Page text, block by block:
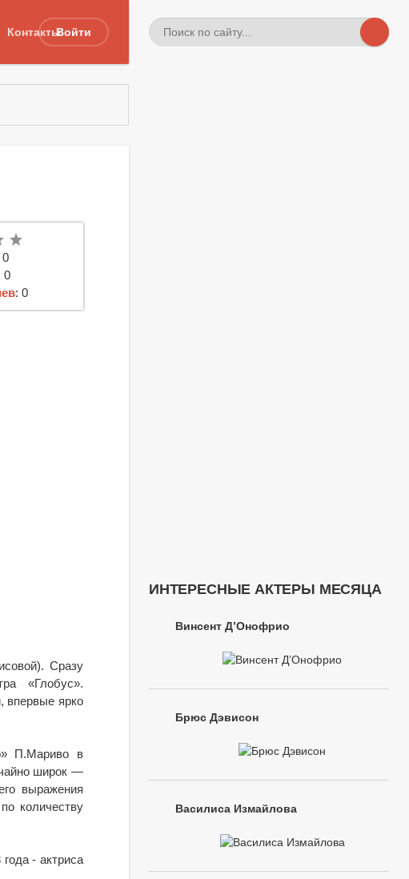
КонтактыВойти
0
0
: 0
Сразу
«Глобус».
впервые ярко
П.Мариво в
широк —
выражения
количеству
- актриса
ИНТЕРЕСНЫЕ АКТЕРЫ МЕСЯЦА
Винсент Д’Онофрио
Брюс Дэвисон
Василиса Измайлова